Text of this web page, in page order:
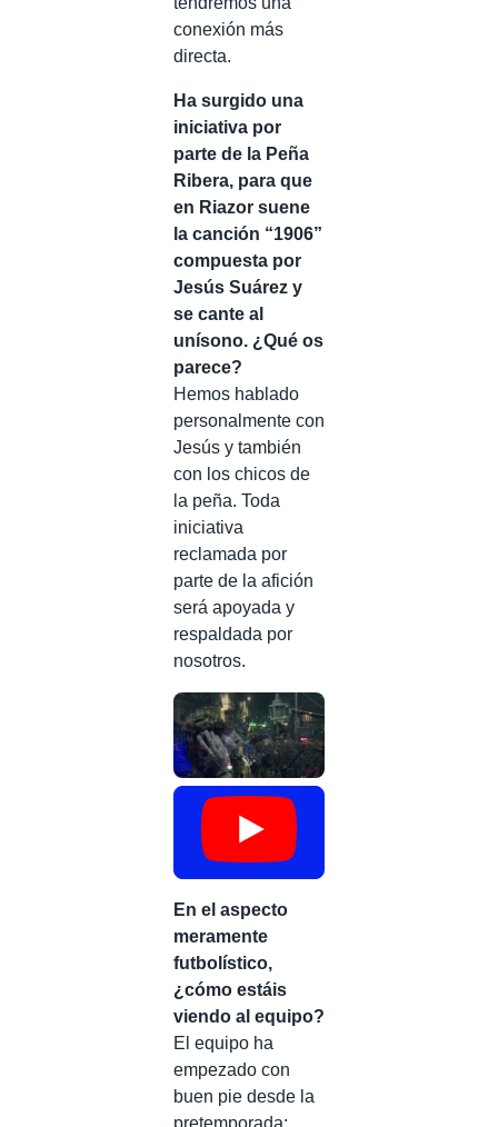
conexión más
directa.
Ha surgido una
iniciativa por
parte de la Peña
Ribera, para que
en Riazor suene
la canción “1906”
compuesta por
Jesús Suárez y
se cante al
unísono. ¿Qué os
parece?
Hemos hablado
personalmente con
Jesús y también
con los chicos de
la peña. Toda
iniciativa
reclamada por
parte de la afición
será apoyada y
respaldada por
nosotros.
En el aspecto
meramente
futbolístico,
¿cómo estáis
viendo al equipo?
El equipo ha
empezado con
buen pie desde la